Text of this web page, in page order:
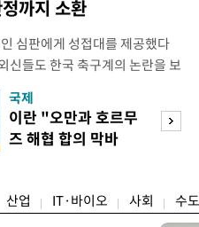
까지 소환
심판에게 성접대를 제공했다
신들도 한국 축구계의 논란을 보
. 지난 6일 JTBC는 문화체육관
보고서를 바탕으로 축구협회가
까지 1년 동안 국가대표팀 경기
성접대를 한 정황이 드러났다
국제
이란 "오만과 호르무
즈 해협 합의 막바
산업 IT·바이오 사회 수